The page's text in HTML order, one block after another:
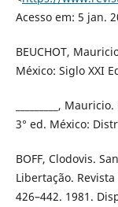
Acesso em: 5 jan.
BEUCHOT,
México: Siglo XXI
_________,
3° ed. México:
BOFF, Clodovis.
Libertação.
426–442. 1981.